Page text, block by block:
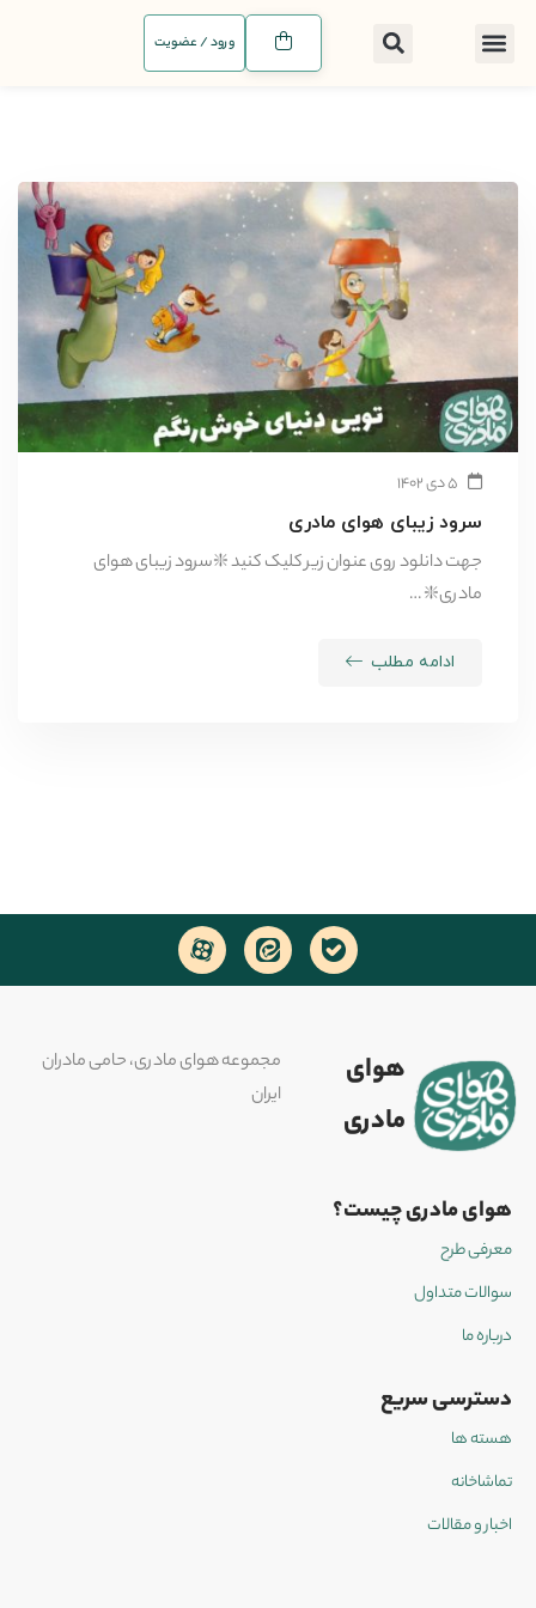
ورود / عضویت
۵ دی ۱۴۰۲
سرود زیبای هوای مادری
جهت دانلود روی عنوان زیر کلیک کنید ❇️سرود زیبای هوای
مادری❇️ …
ادامه مطلب
هوای
مادری
مجموعه هوای مادری، حامی مادران
ایران
هوای مادری چیست؟
معرفی طرح
سوالات متداول
درباره ما
دسترسی سریع
هسته ها
تماشاخانه
اخبار و مقالات